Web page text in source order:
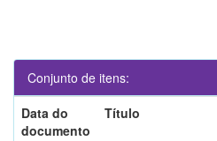
Conjunto de itens:
Data do
documento
Título